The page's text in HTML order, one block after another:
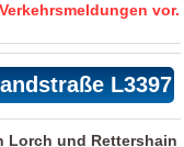
vor.
L3397
Lorch und Rettershain